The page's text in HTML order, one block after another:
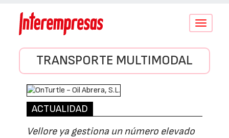
Conmutar
TRANSPORTE MULTIMODAL
ACTUALIDAD
Vellore ya gestiona un número elevado